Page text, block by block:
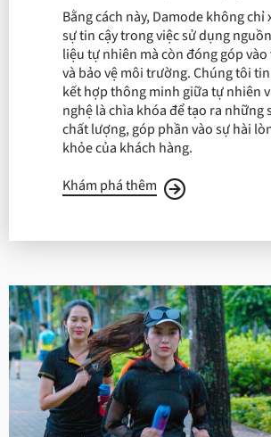
Bằng cách này, Damode không chỉ
sự tin cậy trong việc sử dụng
liệu tự nhiên mà còn đóng góp vào
và bảo vệ môi trường. Chúng tôi
kết hợp thông minh giữa tự nhiên
nghệ là chìa khóa để tạo ra những
chất lượng, góp phần vào sự hài
khỏe của khách hàng.
Khám phá thêm